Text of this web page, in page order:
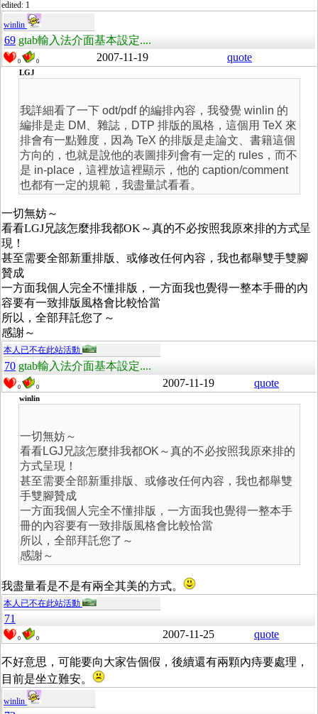
edited: 1
winlin
69 gtab輸入法介面基本設定....
0 0 2007-11-19 quote
LGJ
我詳細看了一下 odt/pdf 的編排內容，我發覺 winlin 的
編排是走 DM、雜誌，DTP 排版的風格，這個用 TeX 來
排會有一點難度，因為 TeX 的排版是走論文、書籍這個
方向的，也就是說他的表圖排列會有一定的 rules，而不
是 in-place，這裡放這裡顯示，他的 caption/comment
也都有一定的規範，我盡量試看看。
一切無妨～
看看LGJ兄該怎麼排我都OK～真的不必按照我原來排的方式呈
現！
甚至需要全部新重排版、或修改任何內容，我也都舉雙手雙腳
贊成
一方面我個人完全不懂排版，一方面我也覺得一整本手冊的內
容要有一致排版風格會比較恰當
所以，全部拜託您了～
感謝～
本人已不在此站活動
70 gtab輸入法介面基本設定....
0 0 2007-11-19 quote
winlin
一切無妨～
看看LGJ兄該怎麼排我都OK～真的不必按照我原來排的
方式呈現！
甚至需要全部新重排版、或修改任何內容，我也都舉雙
手雙腳贊成
一方面我個人完全不懂排版，一方面我也覺得一整本手
冊的內容要有一致排版風格會比較恰當
所以，全部拜託您了～
感謝～
我盡量看是不是有兩全其美的方式。
本人已不在此站活動
71
0 0 2007-11-25 quote
不好意思，可能要向大家告個假，後續還有兩顆內痔要處理，
目前是坐立難安。
winlin